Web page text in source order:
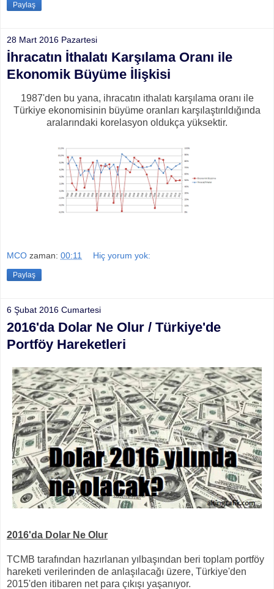
Paylaş
28 Mart 2016 Pazartesi
İhracatın İthalatı Karşılama Oranı ile
Ekonomik Büyüme İlişkisi
1987'den bu yana, ihracatın ithalatı karşılama oranı ile
Türkiye ekonomisinin büyüme oranları karşılaştırıldığında
aralarındaki korelasyon oldukça yüksektir.
MCO zaman: 00:11 Hiç yorum yok:
Paylaş
6 Şubat 2016 Cumartesi
2016'da Dolar Ne Olur / Türkiye'de
Portföy Hareketleri
2016'da Dolar Ne Olur
TCMB tarafından hazırlanan yılbaşından beri toplam portföy
hareketi verilerinden de anlaşılacağı üzere, Türkiye'den
2015'den itibaren net para çıkışı yaşanıyor.